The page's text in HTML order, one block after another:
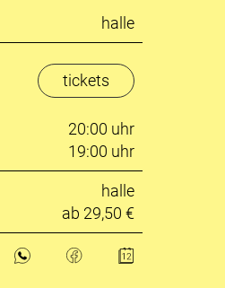
halle
tickets
20:00 uhr
19:00 uhr
halle
ab 29,50 €